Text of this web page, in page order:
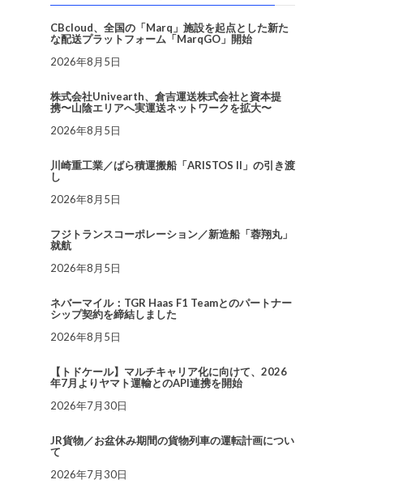
CBcloud、全国の「Marq」施設を起点とした新た
な配送プラットフォーム「MarqGO」開始
2026年8月5日
株式会社Univearth、倉吉運送株式会社と資本提
携〜山陰エリアへ実運送ネットワークを拡大〜
2026年8月5日
川崎重工業／ばら積運搬船「ARISTOS II」の引き渡
し
2026年8月5日
フジトランスコーポレーション／新造船「蓉翔丸」
就航
2026年8月5日
ネバーマイル：TGR Haas F1 Teamとのパートナー
シップ契約を締結しました
2026年8月5日
【トドケール】マルチキャリア化に向けて、2026
年7月よりヤマト運輸とのAPI連携を開始
2026年7月30日
JR貨物／お盆休み期間の貨物列車の運転計画につい
て
2026年7月30日